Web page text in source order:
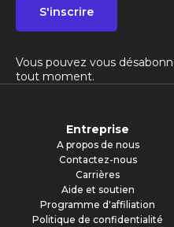
S'inscrire
Vous pouvez vous
tout moment.
Entreprise
A propos de nous
Contactez-nous
Carrières
Aide et soutien
Programme d'affiliation
Politique de confidentialité